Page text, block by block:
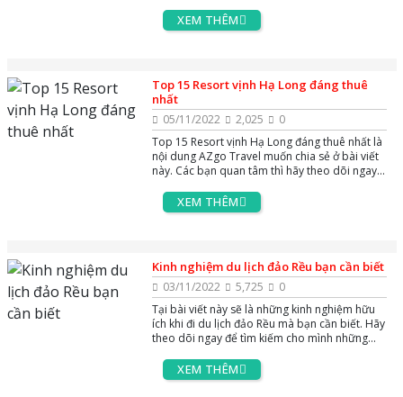
tìm hiểu thông tin nhé
XEM THÊM
Top 15 Resort vịnh Hạ Long đáng thuê
nhất
05/11/2022 2,025
0
Top 15 Resort vịnh Hạ Long đáng thuê nhất là
nội dung AZgo Travel muốn chia sẻ ở bài viết
này. Các bạn quan tâm thì hãy theo dõi ngay
XEM THÊM
Kinh nghiệm du lịch đảo Rều bạn cần biết
03/11/2022 5,725
0
Tại bài viết này sẽ là những kinh nghiệm hữu
ích khi đi du lịch đảo Rều mà bạn cần biết. Hãy
theo dõi ngay để tìm kiếm cho mình những
XEM THÊM